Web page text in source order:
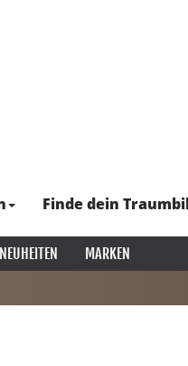
Finde dein
NEUHEITEN
MARKEN